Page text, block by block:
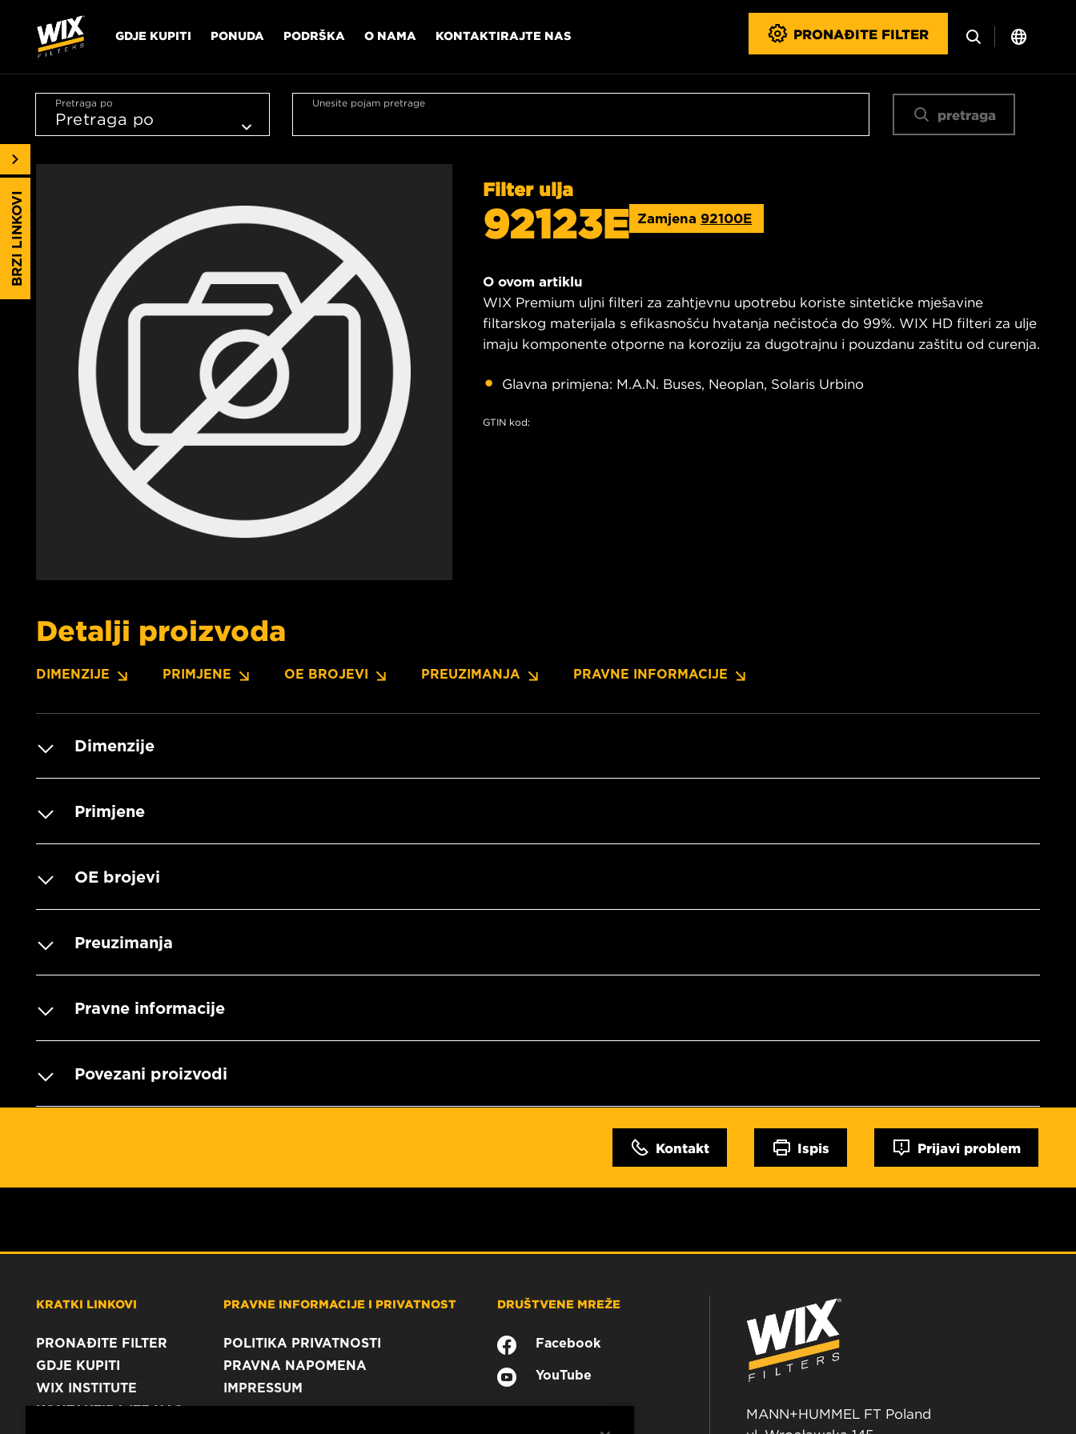
GDJE KUPITI PONUDA PODRŠKA O NAMA KONTAKTIRAJTE NAS PRONAĐITE FILTER
Pretraga po Unesite pojam pretrage
pretraga
Filter ulja
92123E Zamjena 92100E
O ovom artiklu
WIX Premium uljni filteri za zahtjevnu upotrebu koriste sintetičke mješavine
filtarskog materijala s efikasnošću hvatanja nečistoća do 99%. WIX HD filteri za ulje
imaju komponente otporne na koroziju za dugotrajnu i pouzdanu zaštitu od curenja.
Glavna primjena: M.A.N. Buses, Neoplan, Solaris Urbino
GTIN kod:
Detalji proizvoda
DIMENZIJE PRIMJENE OE BROJEVI PREUZIMANJA PRAVNE INFORMACIJE
Dimenzije
Primjene
OE brojevi
Preuzimanja
Pravne informacije
Povezani proizvodi
Kontakt Ispis Prijavi problem
BRZI LINKOVI
KRATKI LINKOVI
PRONAĐITE FILTER
GDJE KUPITI
WIX INSTITUTE
KONTAKTIRAJTE NAS
PRAVNE INFORMACIJE I PRIVATNOST
POLITIKA PRIVATNOSTI
PRAVNA NAPOMENA
IMPRESSUM
DRUŠTVENE MREŽE
Facebook
YouTube
MANN+HUMMEL FT Poland